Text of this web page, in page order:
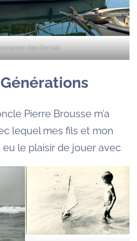
des Boruat
Pierre Brousse m’a
lequel mes fils et mon
le plaisir de jouer avec